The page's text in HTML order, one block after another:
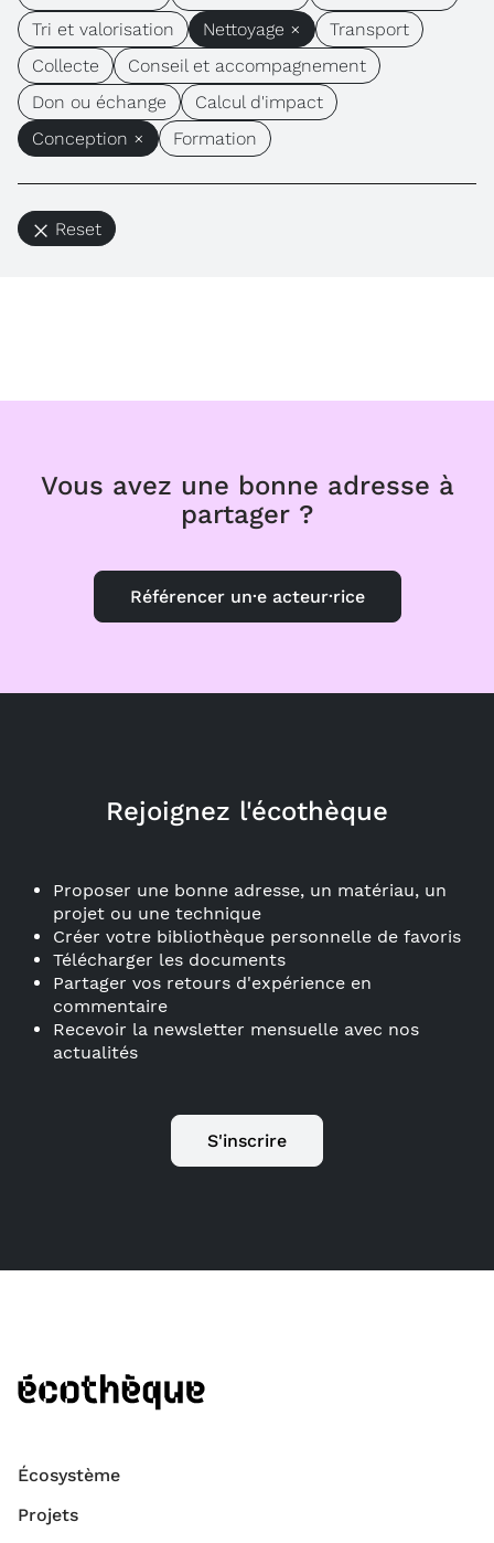
Tri et valorisation
Nettoyage ×
Transport
Collecte
Conseil et accompagnement
Don ou échange
Calcul d'impact
Conception ×
Formation
Reset
Vous avez une bonne adresse à
partager ?
Référencer un·e acteur·rice
Rejoignez l'écothèque
Proposer une bonne adresse, un matériau, un
projet ou une technique
Créer votre bibliothèque personnelle de favoris
Télécharger les documents
Partager vos retours d'expérience en
commentaire
Recevoir la newsletter mensuelle avec nos
actualités
S'inscrire
Écosystème
Projets